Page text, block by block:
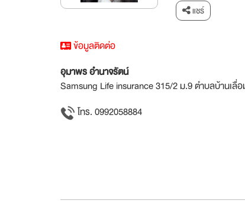
แชร์
ข้อมูลติดต่อ
อุมาพร อำนาจรัตน์
Samsung Life insurance 315/2 ม.9 ตำบลบ้านเลื่
โทร. 0992058884